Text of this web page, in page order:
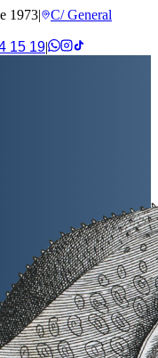
1973|
C/ General
15 19|